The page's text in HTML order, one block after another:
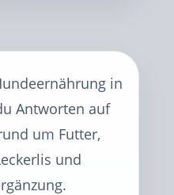
in
Antworten auf
um Futter,
und